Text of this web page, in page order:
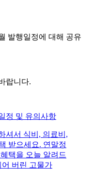
발행일정에 대해 공유
랍니다.
정 및 유의사항
셔서 식비, 의료비,
받으세요. 연말정
택을 오늘 알려드
버린 고물가